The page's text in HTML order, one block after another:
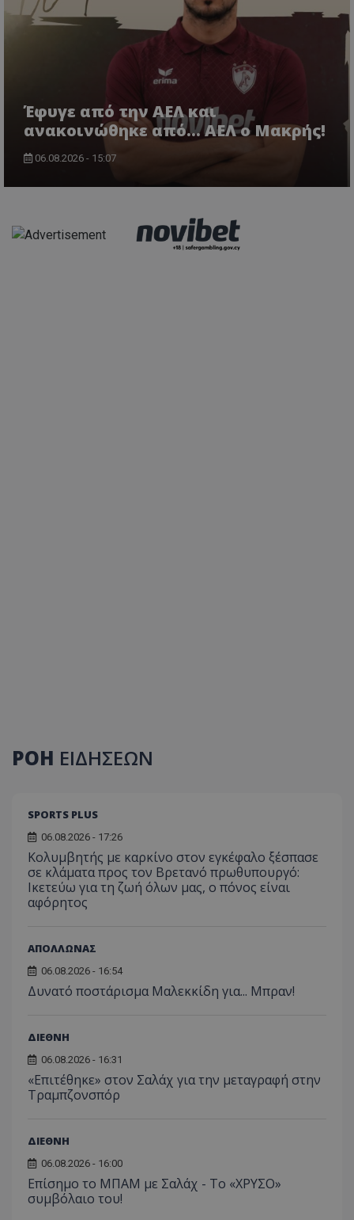
Έφυγε από την ΑΕΛ και
ανακοινώθηκε από... ΑΕΛ ο Μακρής!
06.08.2026 - 15:07
ΡΟΗ ΕΙΔΗΣΕΩΝ
SPORTS PLUS
06.08.2026 - 17:26
Κολυμβητής με καρκίνο στον εγκέφαλο ξέσπασε
σε κλάματα προς τον Βρετανό πρωθυπουργό:
Ικετεύω για τη ζωή όλων μας, ο πόνος είναι
αφόρητος
ΑΠΟΛΛΩΝΑΣ
06.08.2026 - 16:54
Δυνατό ποστάρισμα Μαλεκκίδη για... Μπραν!
ΔΙΕΘΝΗ
06.08.2026 - 16:31
«Επιτέθηκε» στον Σαλάχ για την μεταγραφή στην
Τραμπζονσπόρ
ΔΙΕΘΝΗ
06.08.2026 - 16:00
Επίσημο το ΜΠΑΜ με Σαλάχ - Το «ΧΡΥΣΟ»
συμβόλαιο του!